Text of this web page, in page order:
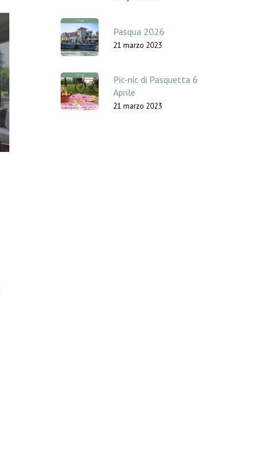
Pasqua 2026
21 marzo 2023
Pic-nic di Pasquetta 6
Aprile
21 marzo 2023